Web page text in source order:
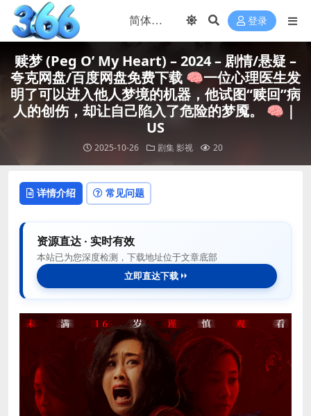
登录
赎梦 (Peg O’ My Heart) – 2024 – 剧情/悬疑 –
夸克网盘/百度网盘免费下载 🧠一位心理医生发
明了可以进入他人梦境的机器，他试图“赎回”病
人的创伤，却让自己陷入了危险的梦魇。 🧠｜
US
2025-10-26 剧集 影视 20
详情介绍 常见问题
资源直达 · 实时有效
本站已为您深度检测，下载地址位于文章底部
立即直达下载